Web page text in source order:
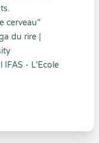
cerveau"
du rire |
IFAS - L'Ecole